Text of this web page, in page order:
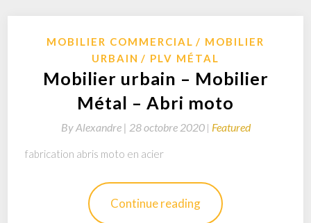
MOBILIER COMMERCIAL
MOBILIER
URBAIN
PLV MÉTAL
Mobilier urbain – Mobilier
Métal – Abri moto
ByAlexandre | 28 octobre 2020 Featured
fabrication abris moto en acier
Continue reading